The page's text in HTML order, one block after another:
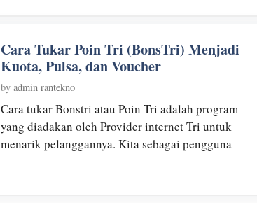
Cara Tukar Poin Tri (BonsTri) Menjadi
Kuota, Pulsa, dan Voucher
by admin rantekno
Cara tukar Bonstri atau Poin Tri adalah program
yang diadakan oleh Provider internet Tri untuk
menarik pelanggannya. Kita sebagai pengguna